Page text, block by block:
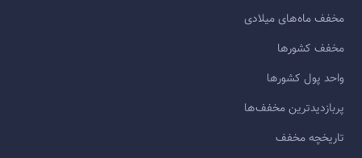
مخفف ماه‌های میلادی
مخفف کشورها
واحد پول کشورها
پربازديدترين مخفف‌ها
تاريخچه مخفف